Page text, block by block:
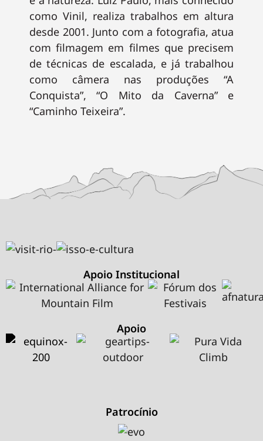
como Vinil, realiza trabalhos em altura
desde 2001. Junto com a fotografia, atua
com filmagem em filmes que precisem
de técnicas de escalada, e já trabalhou
como câmera nas produções “A
Conquista”, “O Mito da Caverna” e
“Caminho Teixeira”.
Apoio Institucional
Apoio
Patrocínio